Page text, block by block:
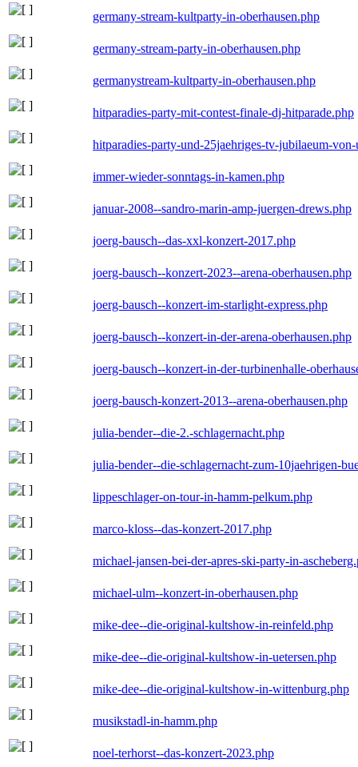
germany-stream-kultparty-in-oberhausen.php
germany-stream-party-in-oberhausen.php
germanystream-kultparty-in-oberhausen.php
hitparadies-party-mit-contest-finale-dj-hitparade.php
hitparadies-party-und-25jaehriges-tv-jubilaeum-
immer-wieder-sonntags-in-kamen.php
januar-2008--sandro-marin-amp-juergen-drews.php
joerg-bausch--das-xxl-konzert-2017.php
joerg-bausch--konzert-2023--arena-oberhausen.php
joerg-bausch--konzert-im-starlight-express.php
joerg-bausch--konzert-in-der-arena-oberhausen.php
joerg-bausch--konzert-in-der-turbinenhalle-
joerg-bausch-konzert-2013--arena-oberhausen.php
julia-bender--die-2.-schlagernacht.php
julia-bender--die-schlagernacht-zum-10jaehrigen-
lippeschlager-on-tour-in-hamm-pelkum.php
marco-kloss--das-konzert-2017.php
michael-jansen-bei-der-apres-ski-party-in-
michael-ulm--konzert-in-oberhausen.php
mike-dee--die-original-kultshow-in-reinfeld.php
mike-dee--die-original-kultshow-in-uetersen.php
mike-dee--die-original-kultshow-in-wittenburg.php
musikstadl-in-hamm.php
noel-terhorst--das-konzert-2023.php